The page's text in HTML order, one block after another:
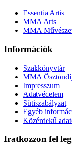
Essentia Artis
MMA Arts
MMA
Információk
Szakkönyvtár
MMA
Impresszum
Adatvédelem
Sütiszabályzat
Egyéb
Közérdekű
Iratkozzon fel